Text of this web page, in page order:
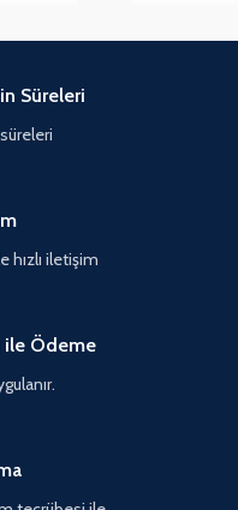
Süreleri
hızlı iletişim
ile Ödeme